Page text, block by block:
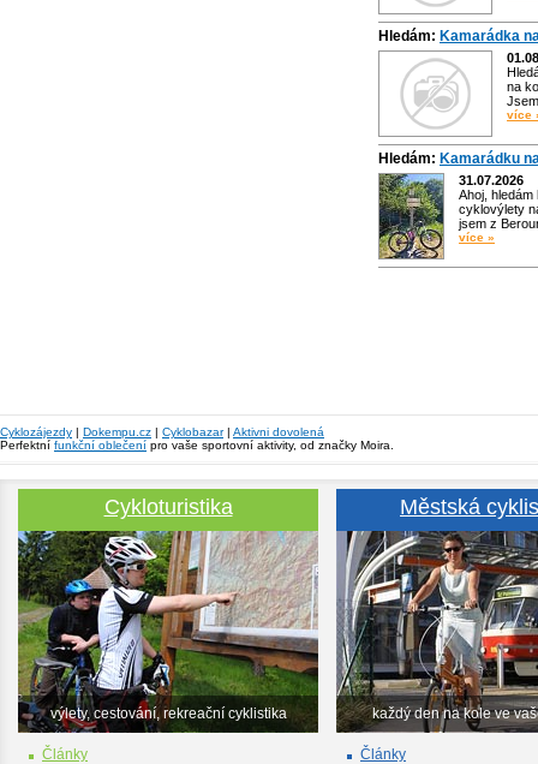
Hledám: Kamarádka
na
více
Hledám: Kamarádku
31.07.2026
Ahoj,
cyklovýlety
jsem z
více »
Cyklozájezdy | Dokempu.cz | Cyklobazar| Aktivni dovolená
Perfektní funkční oblečení pro vaše sportovní aktivity, od značky Moira.
Cykloturistika
výlety, cestování, rekreační cyklistika
Články
Městská
každý den na kole ve
Články